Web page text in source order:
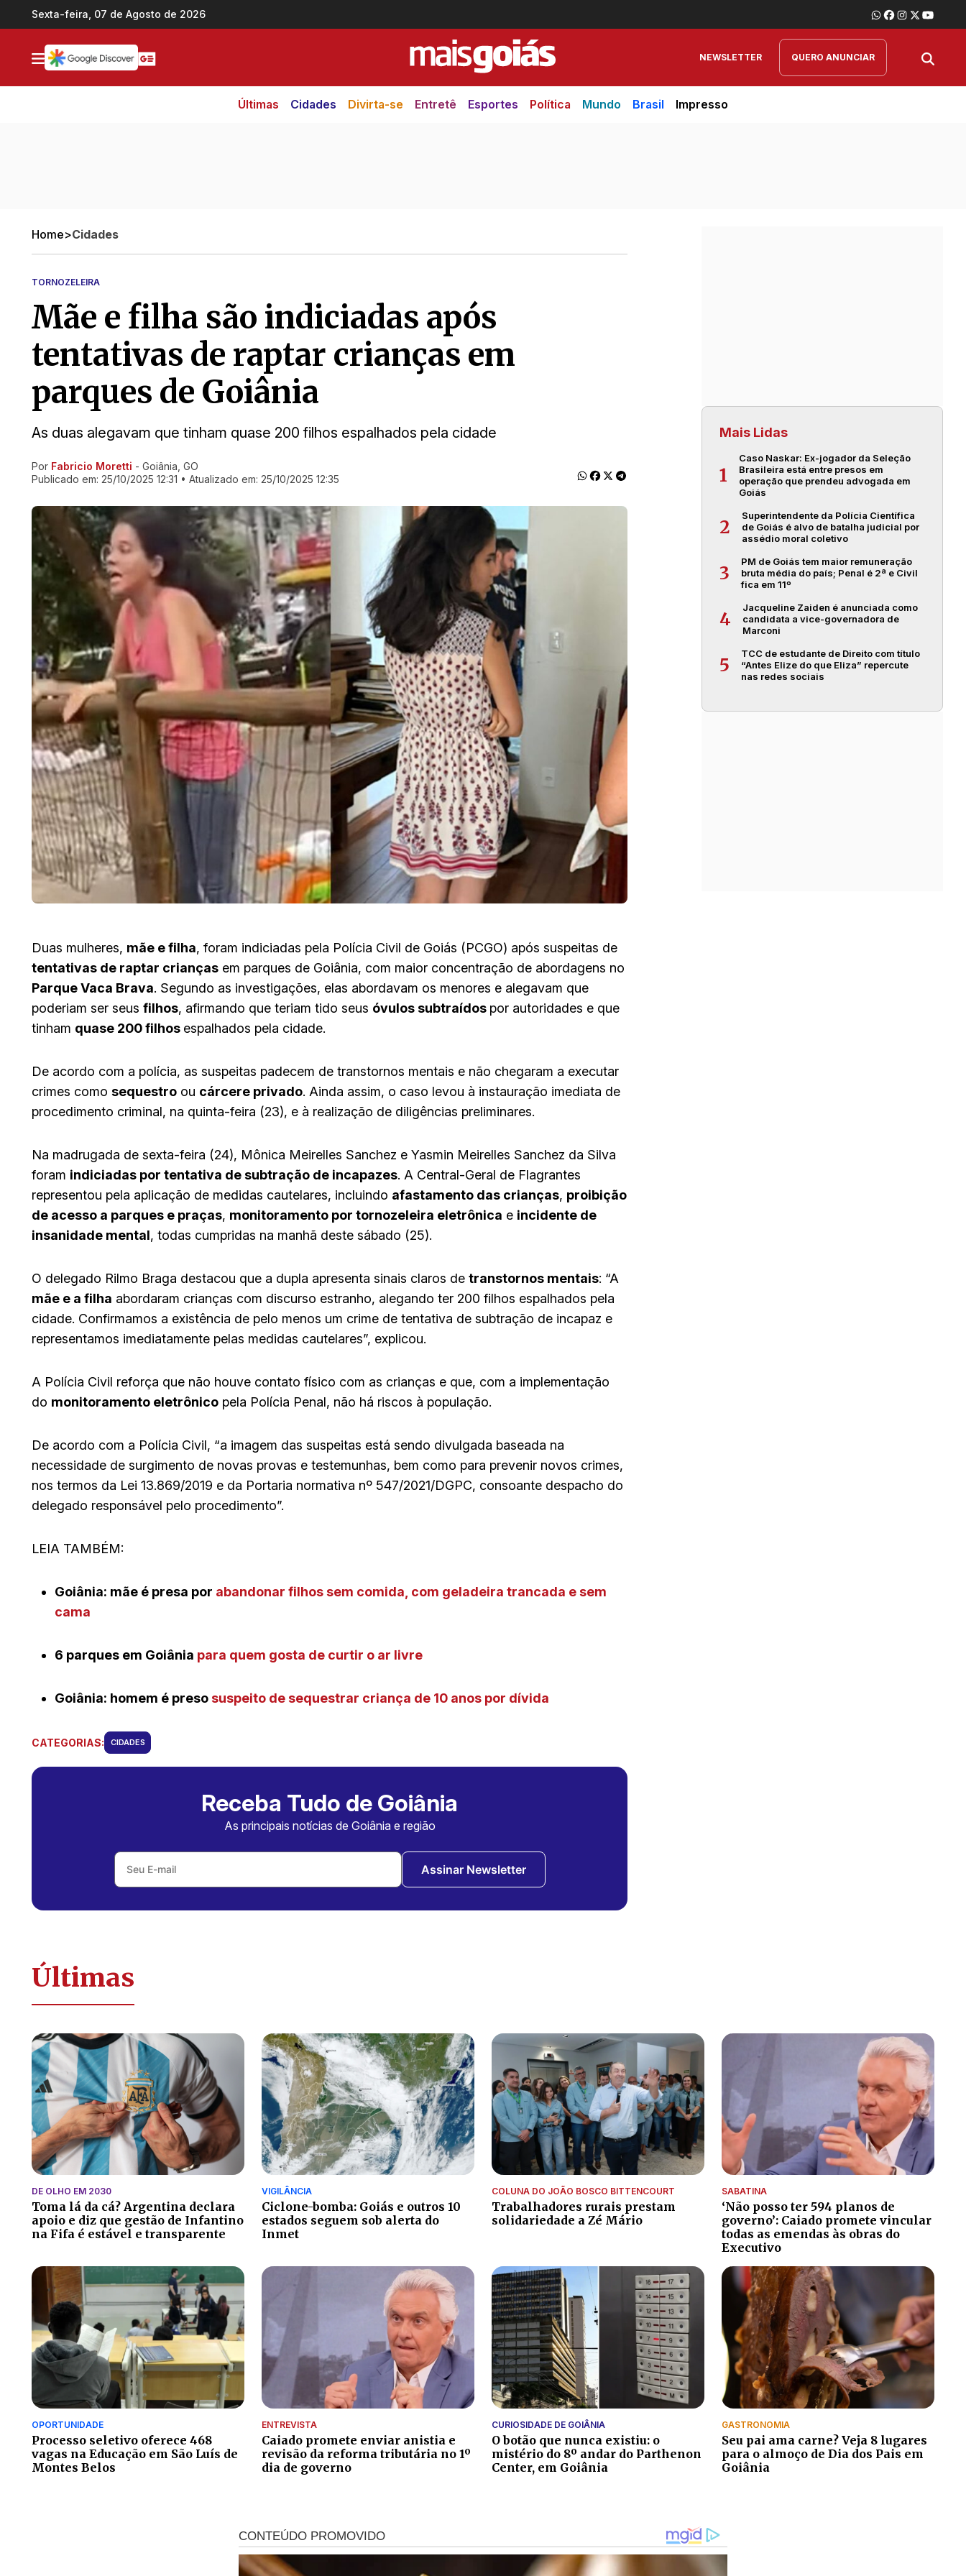
Ir direto pro conteúdo
Sexta-feira, 07 de Agosto de 2026
NEWSLETTER QUERO ANUNCIAR
Últimas Cidades Divirta-se Entretê Esportes Política Mundo Brasil Impresso
Home>Cidades
TORNOZELEIRA
Mãe e filha são indiciadas após
tentativas de raptar crianças em
parques de Goiânia
As duas alegavam que tinham quase 200 filhos espalhados pela cidade
Ir direto pra matéria
Por Fabricio Moretti - Goiânia, GO
Publicado em: 25/10/2025 12:31 • Atualizado em: 25/10/2025 12:35
Duas mulheres, mãe e filha, foram indiciadas pela Polícia Civil de Goiás (PCGO) após suspeitas de
tentativas de raptar crianças em parques de Goiânia, com maior concentração de abordagens no
Parque Vaca Brava. Segundo as investigações, elas abordavam os menores e alegavam que
poderiam ser seus filhos, afirmando que teriam tido seus óvulos subtraídos por autoridades e que
tinham quase 200 filhos espalhados pela cidade.
De acordo com a polícia, as suspeitas padecem de transtornos mentais e não chegaram a executar
crimes como sequestro ou cárcere privado. Ainda assim, o caso levou à instauração imediata de
procedimento criminal, na quinta-feira (23), e à realização de diligências preliminares.
Na madrugada de sexta-feira (24), Mônica Meirelles Sanchez e Yasmin Meirelles Sanchez da Silva
foram indiciadas por tentativa de subtração de incapazes. A Central-Geral de Flagrantes
representou pela aplicação de medidas cautelares, incluindo afastamento das crianças, proibição
de acesso a parques e praças, monitoramento por tornozeleira eletrônica e incidente de
insanidade mental, todas cumpridas na manhã deste sábado (25).
O delegado Rilmo Braga destacou que a dupla apresenta sinais claros de transtornos mentais: “A
mãe e a filha abordaram crianças com discurso estranho, alegando ter 200 filhos espalhados pela
cidade. Confirmamos a existência de pelo menos um crime de tentativa de subtração de incapaz e
representamos imediatamente pelas medidas cautelares”, explicou.
A Polícia Civil reforça que não houve contato físico com as crianças e que, com a implementação
do monitoramento eletrônico pela Polícia Penal, não há riscos à população.
De acordo com a Polícia Civil, “a imagem das suspeitas está sendo divulgada baseada na
necessidade de surgimento de novas provas e testemunhas, bem como para prevenir novos crimes,
nos termos da Lei 13.869/2019 e da Portaria normativa nº 547/2021/DGPC, consoante despacho do
delegado responsável pelo procedimento”.
LEIA TAMBÉM:
Goiânia: mãe é presa por abandonar filhos sem comida, com geladeira trancada e sem
cama
6 parques em Goiânia para quem gosta de curtir o ar livre
Goiânia: homem é preso suspeito de sequestrar criança de 10 anos por dívida
CATEGORIAS: CIDADES
Receba Tudo de Goiânia
As principais notícias de Goiânia e região
Assinar Newsletter
Mais Lidas
1
Caso Naskar: Ex-jogador da Seleção
Brasileira está entre presos em
operação que prendeu advogada em
Goiás
2
Superintendente da Polícia Científica
de Goiás é alvo de batalha judicial por
assédio moral coletivo
3
PM de Goiás tem maior remuneração
bruta média do país; Penal é 2ª e Civil
fica em 11º
4
Jacqueline Zaiden é anunciada como
candidata a vice-governadora de
Marconi
5
TCC de estudante de Direito com título
“Antes Elize do que Eliza” repercute
nas redes sociais
Últimas
DE OLHO EM 2030
Toma lá da cá? Argentina declara
apoio e diz que gestão de Infantino
na Fifa é estável e transparente
VIGILÂNCIA
Ciclone-bomba: Goiás e outros 10
estados seguem sob alerta do
Inmet
COLUNA DO JOÃO BOSCO BITTENCOURT
Trabalhadores rurais prestam
solidariedade a Zé Mário
SABATINA
‘Não posso ter 594 planos de
governo’: Caiado promete vincular
todas as emendas às obras do
Executivo
OPORTUNIDADE
Processo seletivo oferece 468
vagas na Educação em São Luís de
Montes Belos
ENTREVISTA
Caiado promete enviar anistia e
revisão da reforma tributária no 1º
dia de governo
CURIOSIDADE DE GOIÂNIA
O botão que nunca existiu: o
mistério do 8º andar do Parthenon
Center, em Goiânia
GASTRONOMIA
Seu pai ama carne? Veja 8 lugares
para o almoço de Dia dos Pais em
Goiânia